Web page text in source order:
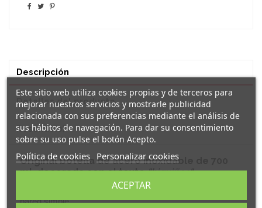
Descripción
Detalles del producto
Reseñas(0)
Originalbotella de acero inoxidable
ml. decorada con el texto"biquiños".
Bidón elaborado en acero inoxidable 304 reciclado con
pared simple.
Este sitio web utiliza cookies propias y de terceros para
mejorar nuestros servicios y mostrarle publicidad
relacionada con sus preferencias mediante el análisis de
sus hábitos de navegación. Para dar su consentimiento
sobre su uso pulse el botón Acepto.
Política de cookies Personalizar cookies
ACEPTAR